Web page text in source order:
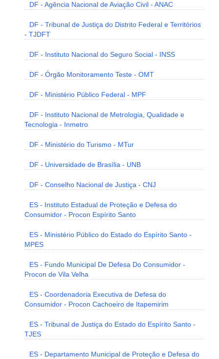
DF - Agência Nacional de Aviação Civil - ANAC
DF - Tribunal de Justiça do Distrito Federal e Territórios
- TJDFT
DF - Instituto Nacional do Seguro Social - INSS
DF - Órgão Monitoramento Teste - OMT
DF - Ministério Público Federal - MPF
DF - Instituto Nacional de Metrologia, Qualidade e
Tecnologia - Inmetro
DF - Ministério do Turismo - MTur
DF - Universidade de Brasília - UNB
DF - Conselho Nacional de Justiça - CNJ
ES - Instituto Estadual de Proteção e Defesa do
Consumidor - Procon Espírito Santo
ES - Ministério Público do Estado do Espírito Santo -
MPES
ES - Fundo Municipal De Defesa Do Consumidor -
Procon de Vila Velha
ES - Coordenadoria Executiva de Defesa do
Consumidor - Procon Cachoeiro de Itapemirim
ES - Tribunal de Justiça do Estado do Espírito Santo -
TJES
ES - Departamento Municipal de Proteção e Defesa do